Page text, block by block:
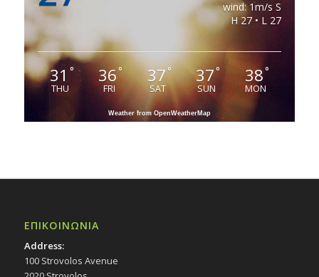
wind: 1m/s S
H 27 • L 27
31 °
THU
36°
FRI
37°
SAT
37°
SUN
38°
MON
Weather from OpenWeatherMap
ΕΠΙΚΟΙΝΩΝΙΑ
Address:
100 Strovolos Avenue